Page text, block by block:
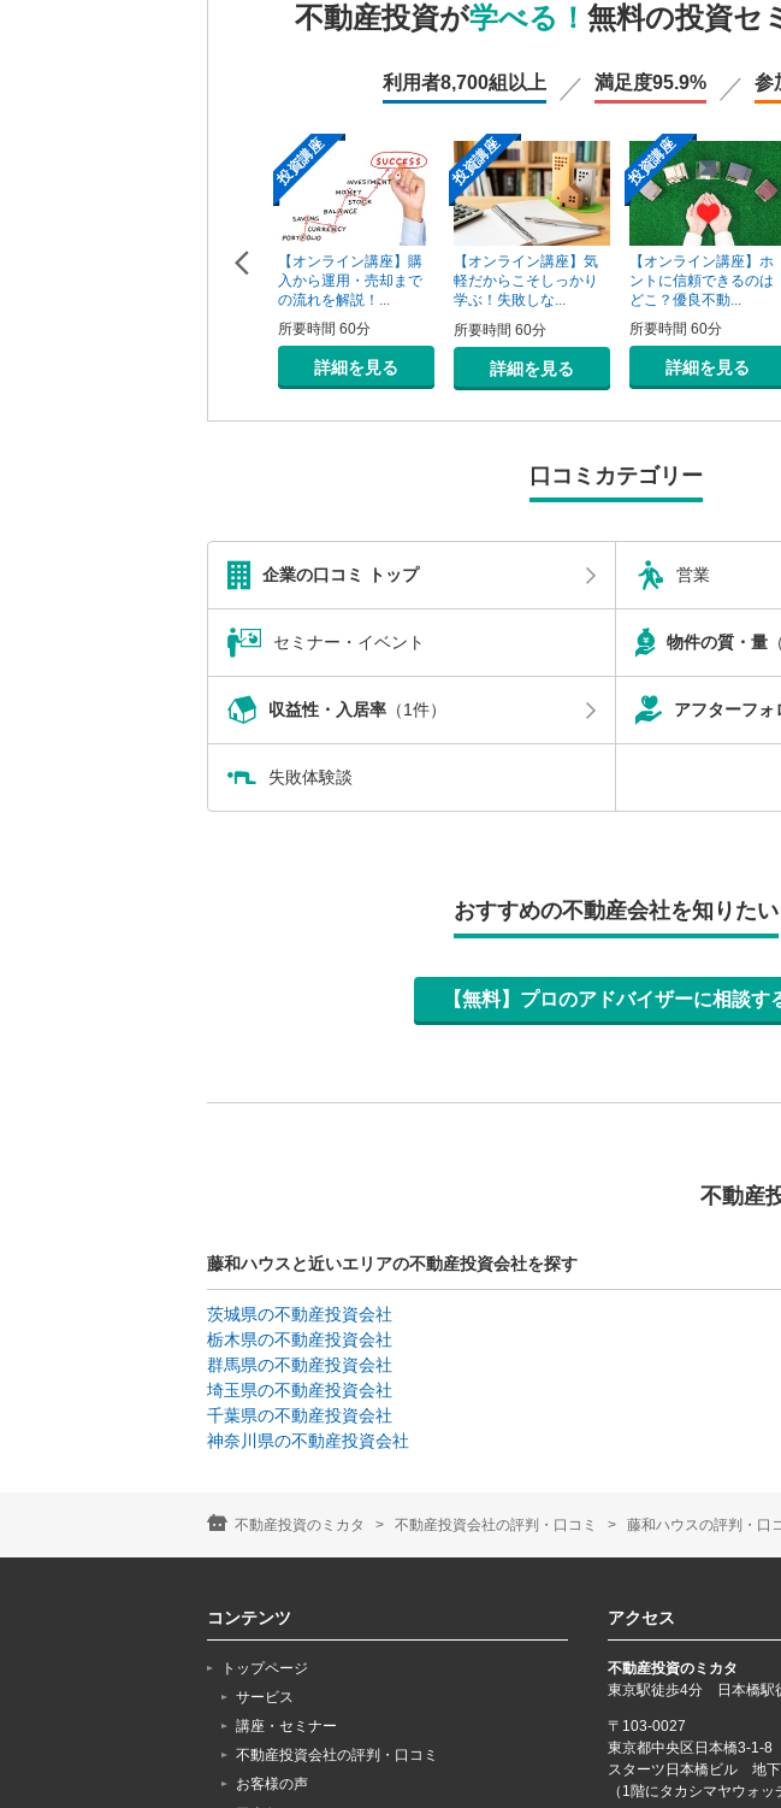
不動産投資が学べる！ 無料の投資セ
利用者8,700組以上 満足度95.9% 参
【オンライン講座】次
の一手はどうすべき？
投資講座
【オンライン講座】購
入から運用・売却まで
の流れを解説！...
所要時間 60分
詳細を見る
投資講座
【オンライン講座】気
軽だからこそしっかり
学ぶ！失敗しな...
所要時間 60分
詳細を見る
投資講座
【オンライン講座】ホ
ントに信頼できるのは
どこ？優良不動...
所要時間 60分
詳細を見る
口コミカテゴリー
企業の口コミ トップ 営業
セミナー・イベント 物件の質・量
収益性・入居率 （1件） アフターフォ
失敗体験談
おすすめの不動産会社を知りたい
【無料】プロのアドバイザーに相談す
不動産
藤和ハウスと近いエリアの不動産投資会社を探す
茨城県の不動産投資会社
栃木県の不動産投資会社
群馬県の不動産投資会社
埼玉県の不動産投資会社
千葉県の不動産投資会社
神奈川県の不動産投資会社
不動産投資のミカタ 不動産投資会社の評判・口コミ 藤和ハウスの評判・口
コンテンツ
トップページ
サービス
講座・セミナー
不動産投資会社の評判・口コミ
お客様の声
アクセス
不動産投資のミカタ
東京駅徒歩4分 日本橋駅
〒103-0027
東京都中央区日本橋3-1-8
スターツ日本橋ビル 地
（1階にタカシマヤウォ